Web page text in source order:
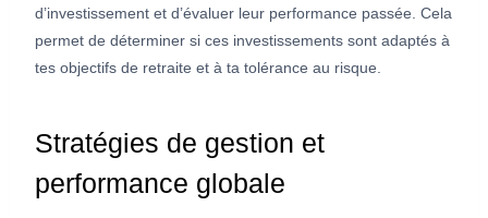
d’investissement et d’évaluer leur performance passée. Cela
permet de déterminer si ces investissements sont adaptés à
tes objectifs de retraite et à ta tolérance au risque.
Stratégies de gestion et
performance globale